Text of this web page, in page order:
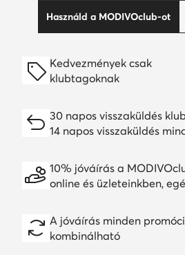
Használd a MODIVOclub-ot
Kedvezmények csak
klubtagoknak
30 napos visszaküldés
14 napos visszaküldés
10% jóváírás a
online és üzleteinkben,
A jóváírás minden
kombinálható